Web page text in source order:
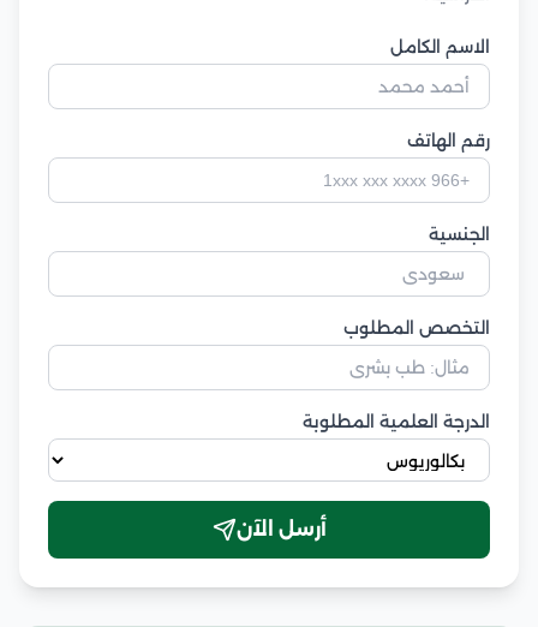
الاسم الكامل
رقم الهاتف
الجنسية
التخصص المطلوب
الدرجة العلمية المطلوبة
أرسل الآن